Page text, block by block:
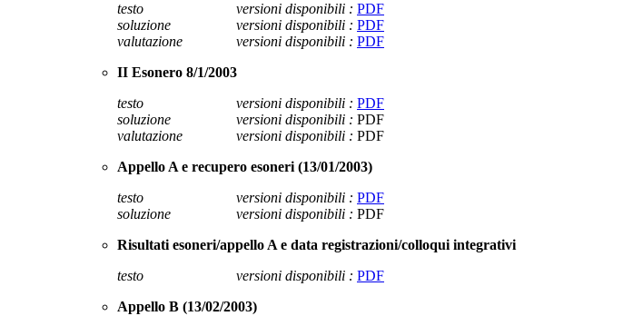
testo
versioni disponibili : PDF
soluzione
versioni disponibili : PDF
valutazione
versioni disponibili : PDF
II Esonero 8/1/2003
testo
versioni disponibili : PDF
soluzione
versioni disponibili : PDF
valutazione
versioni disponibili : PDF
Appello A e recupero esoneri (13/01/2003)
testo
versioni disponibili : PDF
soluzione
versioni disponibili : PDF
Risultati esoneri/appello A e data registrazioni/colloqui integrativi
testo
versioni disponibili : PDF
Appello B (13/02/2003)